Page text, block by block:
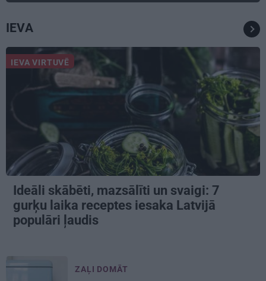
IEVA
IEVA VIRTUVĒ
Ideāli skābēti, mazsālīti un svaigi: 7
gurķu laika receptes iesaka Latvijā
populāri ļaudis
ZAĻI DOMĀT